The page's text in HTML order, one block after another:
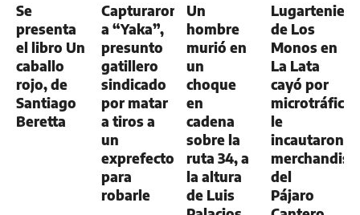
Se
presenta
el libro Un
caballo
rojo, de
Santiago
Beretta
Capturaron
a “Yaka”,
presunto
gatillero
sindicado
por matar
a tiros a
un
exprefecto
para
robarle
Un
hombre
murió en
un
choque
en
cadena
sobre la
ruta 34, a
la altura
de Luis
de Los
Monos en
La Lata
cayó por
microtráfico:
le
incautaron
del
Pájaro